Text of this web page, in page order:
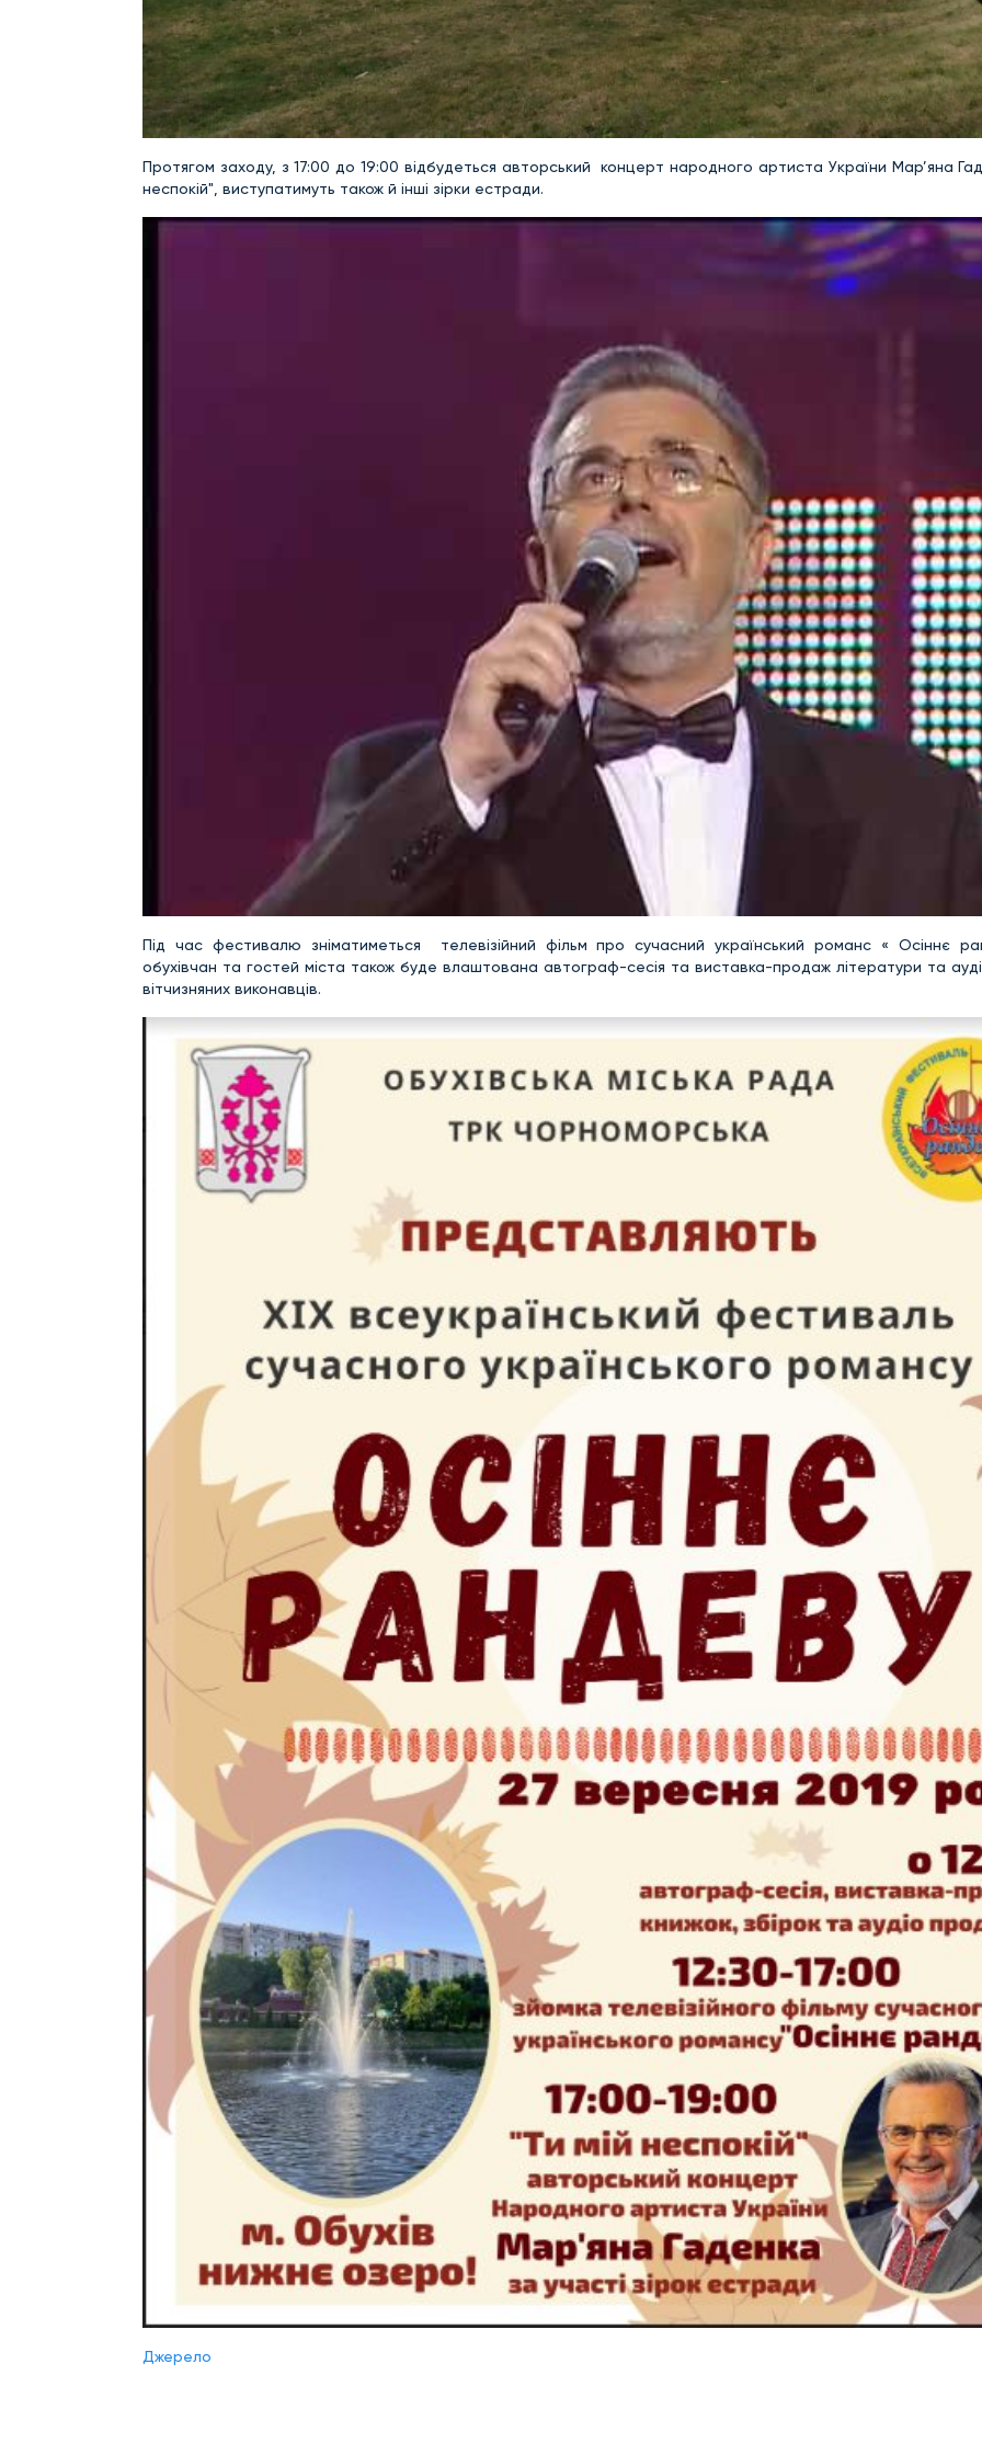
Протягом заходу, з 17:00 до 19:00 відбудеться авторський концерт народного артиста України Мар’яна
неспокій", виступатимуть також й інші зірки естради.
Під час фестивалю зніматиметься телевізійний фільм про сучасний український романс « Осіннє
обухівчан та гостей міста також буде влаштована автограф-сесія та виставка-продаж літератури та
вітчизняних виконавців.
Джерело